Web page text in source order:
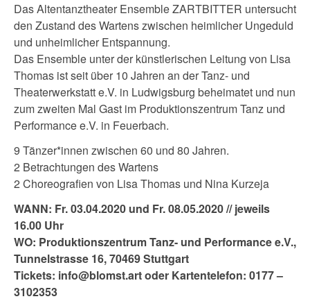
Das Altentanztheater Ensemble ZARTBITTER untersucht
den Zustand des Wartens zwischen heimlicher Ungeduld
und unheimlicher Entspannung.
Das Ensemble unter der künstlerischen Leitung von Lisa
Thomas ist seit über 10 Jahren an der Tanz- und
Theaterwerkstatt e.V. in Ludwigsburg beheimatet und nun
zum zweiten Mal Gast im Produktionszentrum Tanz und
Performance e.V. in Feuerbach.
9 Tänzer*innen zwischen 60 und 80 Jahren.
2 Betrachtungen des Wartens
2 Choreografien von Lisa Thomas und Nina Kurzeja
WANN: Fr. 03.04.2020 und Fr. 08.05.2020 // jeweils
16.00 Uhr
WO: Produktionszentrum Tanz- und Performance e.V.,
Tunnelstrasse 16, 70469 Stuttgart
Tickets: info@blomst.art oder Kartentelefon: 0177 –
3102353